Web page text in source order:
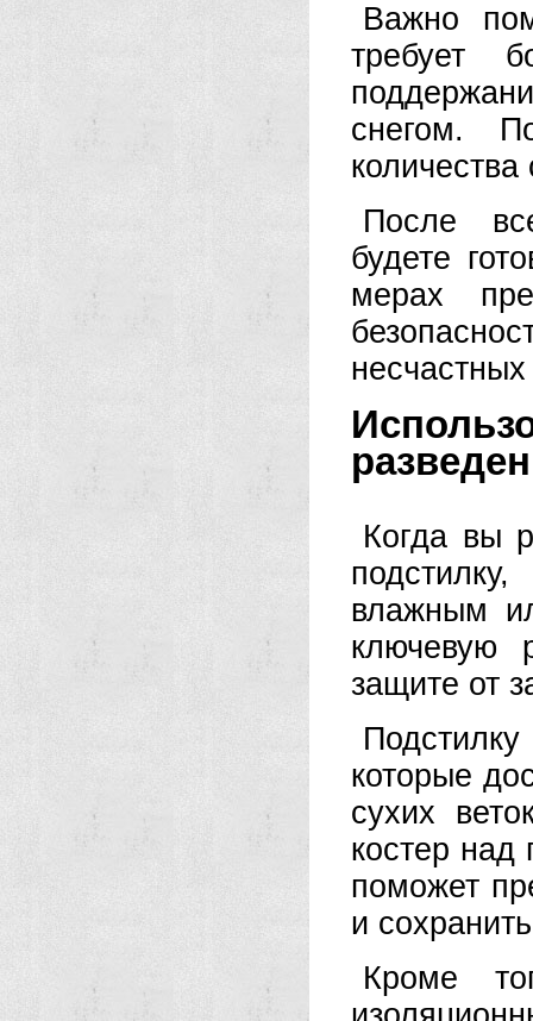
Важно
требует
снегом.
После
будете
мерах
Когда вы
влажным
ключевую
защите от
которые
сухих
костер над
поможет
и
Кроме